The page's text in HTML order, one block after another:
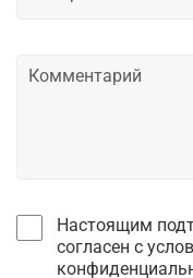
Настоящим
согласен с